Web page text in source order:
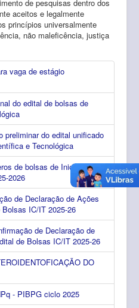
de pesquisas dentro dos
aceitos e legalmente
princípios universalmente
não maleficência, justiça
vaga de estágio
do edital de bolsas de
preliminar do edital unificado
e Tecnológica
de bolsas de Iniciação
2026
de Declaração de Ações
IC/IT 2025-26
de Declaração de
de Bolsas IC/IT 2025-26
DO
- PIBPG ciclo 2025